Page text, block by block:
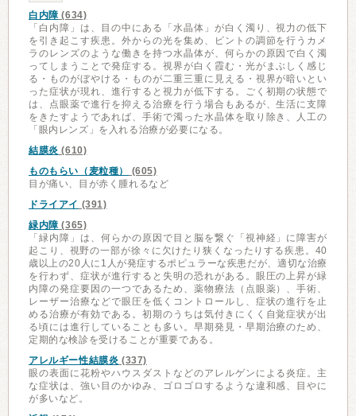
白内障 (634)
「白内障」は、目の中にある「水晶体」が白く濁り、視力の低下
を引き起こす疾患。外からの光を集め、ピントの調節を行うカメ
ラのレンズのような働きを持つ水晶体が、何らかの原因で白く濁
ってしまうことで発症する。視界が白く霞む・光がまぶしく感じ
る・ものがぼやける・ものが二重三重に見える・視界が暗いとい
った症状が現れ、進行すると視力が低下する。ごく初期の状態で
は、点眼薬で進行を抑える治療を行う場合もあるが、生活に支障
をきたすようであれば、手術で濁った水晶体を取り除き、人工の
「眼内レンズ」を入れる治療が必要になる。
結膜炎 (610)
ものもらい（麦粒種）
(605)
目が痛い、目が赤く腫れるなど
ドライアイ (391)
緑内障 (365)
「緑内障」は、何らかの原因で目と脳を繋ぐ「視神経」に障害が
起こり、視野の一部が徐々に欠けたり狭くなったりする疾患。40
歳以上の20人に1人が発症するポピュラーな疾患だが、適切な治療
を行わず、症状が進行すると失明の恐れがある。眼圧の上昇が緑
内障の発症要因の一つであるため、薬物療法（点眼薬）、手術、
レーザー治療などで眼圧を低くコントロールし、症状の進行を止
める治療が有効である。初期のうちは気付きにくく自覚症状が出
る頃には進行していることも多い。早期発見・早期治療のため、
定期的な検診を受けることが重要である。
アレルギー性結膜炎 (337)
眼の表面に花粉やハウスダストなどのアレルゲンによる炎症。主
な症状は、強い目のかゆみ、ゴロゴロするような違和感、目やに
が多いなど。